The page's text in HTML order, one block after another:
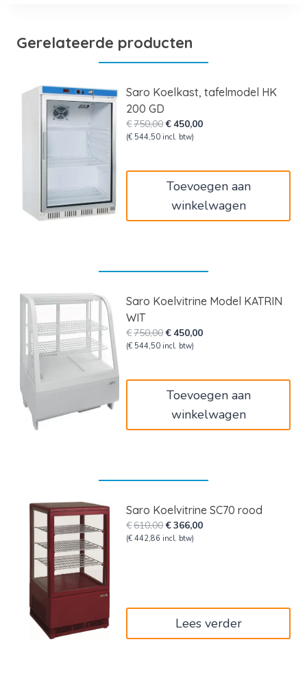
Gerelateerde producten
Saro Koelkast, tafelmodel HK
200 GD
€750,00Oorspronkelijke
prijs
€450,00Huidige
(€ 544,50 incl. btw)
Toevoegen aan
winkelwagen
Saro Koelvitrine Model KATRIN
WIT
€750,00Oorspronkelijke
prijs
€450,00Huidige
(€ 544,50 incl. btw)
Toevoegen aan
winkelwagen
Saro Koelvitrine SC70 rood
€610,00Oorspronkelijke
prijs
€366,00Huidige
(€ 442,86 incl. btw)
Lees verder